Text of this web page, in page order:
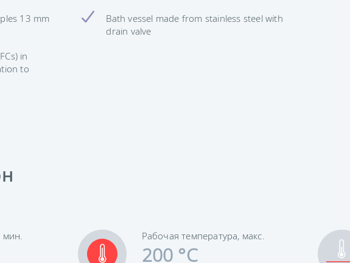
13 mm
in
to
Bath vessel made from stainless steel with
drain valve
мин. Рабочая температура, макс.
200 °C